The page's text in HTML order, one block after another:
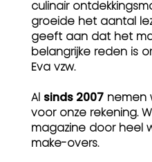
culinair
groeide het aantal
geeft aan dat het
belangrijke reden is
Eva vzw.
Al sinds 2007nemen
voor onze rekening.
magazine door heel
make-overs.